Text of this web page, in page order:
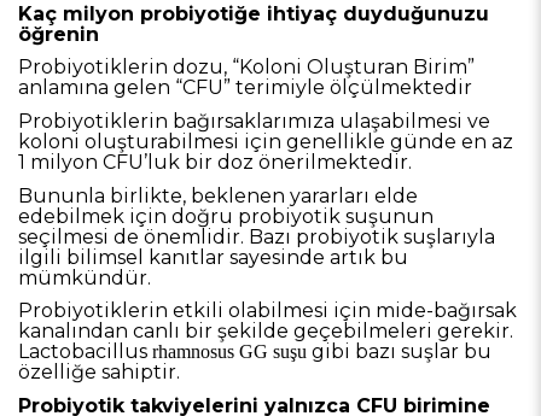
Kaç milyon probiyotiğe ihtiyaç duyduğunuzu
öğrenin
Probiyotiklerin dozu, “Koloni Oluşturan Birim”
anlamına gelen “CFU” terimiyle ölçülmektedir
Probiyotiklerin bağırsaklarımıza ulaşabilmesi ve
koloni oluşturabilmesi için genellikle günde en az
1 milyon CFU’luk bir doz önerilmektedir.
Bununla birlikte, beklenen yararları elde
edebilmek için doğru probiyotik suşunun
seçilmesi de önemlidir. Bazı probiyotik suşlarıyla
ilgili bilimsel kanıtlar sayesinde artık bu
mümkündür.
Probiyotiklerin etkili olabilmesi için mide-bağırsak
kanalından canlı bir şekilde geçebilmeleri gerekir.
Lactobacillus rhamnosus GG suşu gibi bazı suşlar bu
özelliğe sahiptir.
Probiyotik takviyelerini yalnızca CFU birimine